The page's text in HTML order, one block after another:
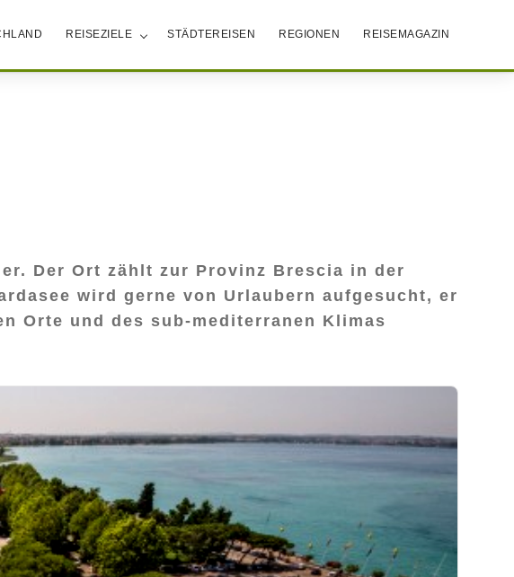
REISEZIELE STÄDTEREISEN REGIONEN REISEMAGAZIN
Der Ort zählt zur Provinz Brescia in der
wird gerne von Urlaubern aufgesucht, er
Orte und des sub-mediterranen Klimas